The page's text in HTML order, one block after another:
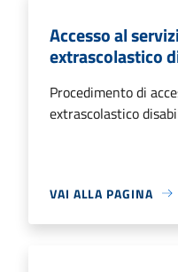
Accesso al
extrascolastico
Procedimento di
extrascolastico
VAI ALLA PAGINA